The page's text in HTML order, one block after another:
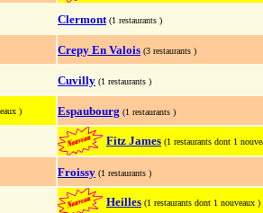
Clermont (1 restaurants )
Crepy En Valois (3 restaurants )
Cuvilly (1 restaurants )
) Espaubourg (1 restaurants )
Fitz James (1 restaurants dont 1
Froissy (1 restaurants )
Heilles (1 restaurants dont 1 nouveaux )